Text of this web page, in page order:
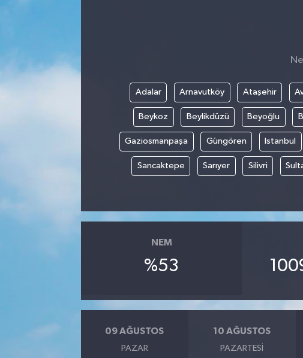
Adalar Arnavutköy Ataşehir
Beykoz Beylikdüzü Beyoğlu
Gaziosmanpaşa Güngören Istanbul
Sancaktepe Sarıyer Silivri
NEM
%53
09 AĞUSTOS
PAZAR
10 AĞUSTOS
PAZARTESI